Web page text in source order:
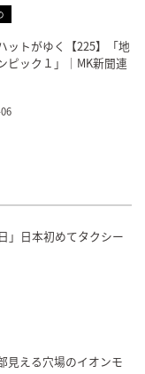
ットがゆく【225】「地
ピック１」｜MK新聞連
」日本初めてタクシー
見える穴場のイオンモ